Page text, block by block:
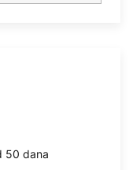
50 dana